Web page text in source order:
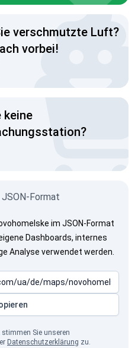
verschmutzte Luft?
vorbei!
keine
Format
im JSON-Format
Dashboards, internes
Analyse verwendet werden.
stimmen Sie unseren
Datenschutzerklärung zu.